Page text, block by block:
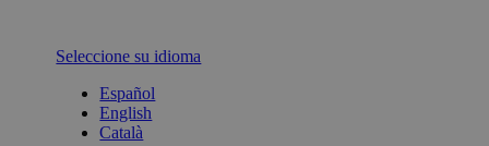
Seleccione su idioma
Español
English
Català